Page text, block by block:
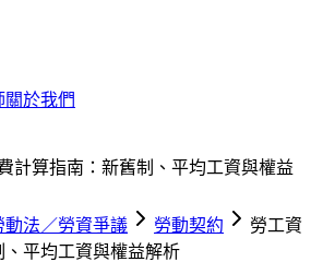
關於我們
計算指南：新舊制、平均工資與權益
動法／勞資爭議 勞動契約
勞工資
平均工資與權益解析